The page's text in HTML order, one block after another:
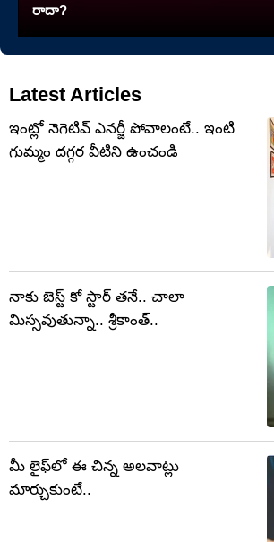
రాదా?
Latest Articles
ఇంట్లో నెగెటివ్ ఎనర్జీ పోవాలంటే.. ఇంటి
గుమ్మం దగ్గర వీటిని ఉంచండి
నాకు బెస్ట్ కో స్టార్ తనే.. చాలా
మిస్సవుతున్నా.. శ్రీకాంత్..
మీ లైఫ్‌లో ఈ చిన్న అలవాట్లు
మార్చుకుంటే..